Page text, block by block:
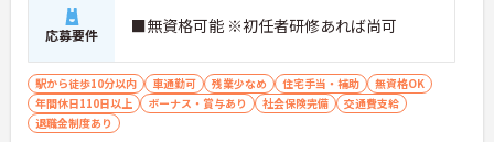
応募要件 ■無資格可能 ※初任者研修あれば尚可
駅から徒歩10分以内 車通勤可 残業少なめ 住宅手当・補助
無資格OK
年間休日110日以上
ボーナス・賞与あり 社会保険完備
交通費支給
退職金制度あり